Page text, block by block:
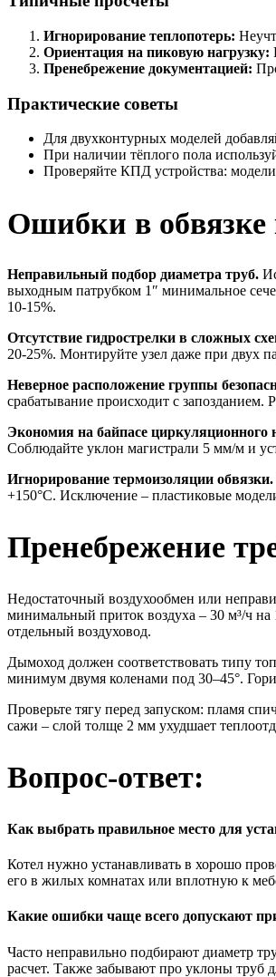
Игнорирование теплопотерь:
Ориентация на пиковую нагрузку:
Пренебрежение документацией:
Практические советы
Для двухконтурных моделей
При наличии тёплого пола
Проверяйте КПД устройства:
Ошибки в
Неправильный подбор диаметра труб.
выходным патрубком 1″ минимальное
10-15%.
Отсутствие гидрострелки в сложных
20-25%. Монтируйте узел даже при двух
Неверное расположение группы
срабатывание происходит с запозданием.
Экономия на байпасе циркуляционного
Соблюдайте уклон магистрали 5 мм/м и
Игнорирование термоизоляции обвязки.
+150°C. Исключение – пластиковые
Пренебрежение
Недостаточный воздухообмен или
минимальный приток воздуха – 30 м³/ч
отдельный воздуховод.
Дымоход должен соответствовать типу
минимум двумя коленами под 30–45°.
Проверьте тягу перед запуском: пламя
сажи – слой толще 2 мм ухудшает
Вопрос-ответ:
Как выбрать правильное место для
Котел нужно устанавливать в хорошо
его в жилых комнатах или вплотную к
Какие ошибки чаще всего допускают
Часто неправильно подбирают диаметр
расчет. Также забывают про уклоны труб